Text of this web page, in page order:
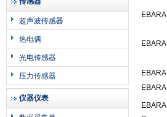
超声波传感器
热电偶
光电传感器
压力传感器
仪器仪表
EBARA
EBARA
EBARA
EBARA
EBARA